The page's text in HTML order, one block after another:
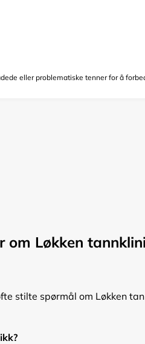
eller problematiske tenner for å
om Løkken
stilte spørmål om Løkken